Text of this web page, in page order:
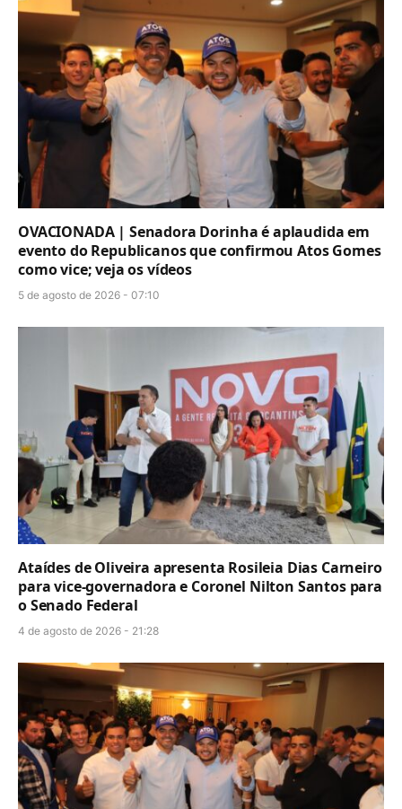
OVACIONADA | Senadora Dorinha é aplaudida em
evento do Republicanos que confirmou Atos Gomes
como vice; veja os vídeos
5 de agosto de 2026 - 07:10
Ataídes de Oliveira apresenta Rosileia Dias Carneiro
para vice-governadora e Coronel Nilton Santos para
o Senado Federal
4 de agosto de 2026 - 21:28